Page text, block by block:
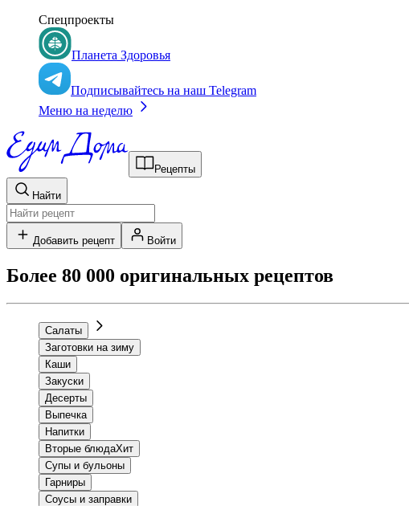
Спецпроекты
Планета Здоровья
Подписывайтесь на наш Telegram
Меню на неделю
Рецепты
Найти
Добавить рецепт Войти
Более 80 000 оригинальных рецептов
Салаты
Заготовки на зиму
Каши
Закуски
Десерты
Выпечка
Напитки
Вторые блюдаХит
Супы и бульоны
Гарниры
Соусы и заправки